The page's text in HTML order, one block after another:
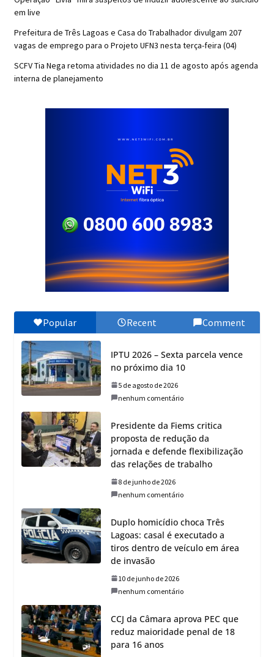
em live
Prefeitura de Três Lagoas e Casa do Trabalhador divulgam 207
vagas de emprego para o Projeto UFN3 nesta terça-feira (04)
SCFV Tia Nega retoma atividades no dia 11 de agosto após agenda
interna de planejamento
Popular Recent Comment
IPTU 2026 – Sexta parcela vence
no próximo dia 10
5 de agosto de 2026
nenhum comentário
Presidente da Fiems critica
proposta de redução da
jornada e defende flexibilização
das relações de trabalho
8 de junho de 2026
nenhum comentário
Duplo homicídio choca Três
Lagoas: casal é executado a
tiros dentro de veículo em área
de invasão
10 de junho de 2026
nenhum comentário
CCJ da Câmara aprova PEC que
reduz maioridade penal de 18
para 16 anos